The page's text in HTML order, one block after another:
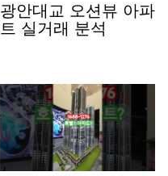
광안대교 오션뷰 아파
트 실거래 분석